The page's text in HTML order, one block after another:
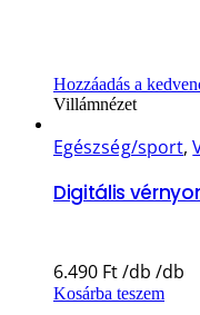
Hozzáadás a
Villámnézet
Egészség/sport,
Digitális
6.490 Ft
Kosárba teszem